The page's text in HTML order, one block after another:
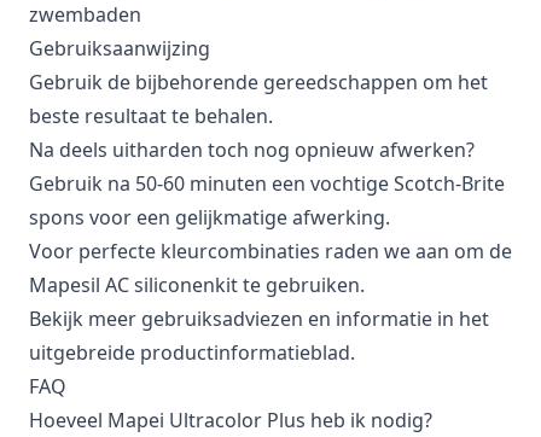
zwembaden
Gebruiksaanwijzing
Gebruik de bijbehorende gereedschappen om het
beste resultaat te behalen.
Na deels uitharden toch nog opnieuw afwerken?
Gebruik na 50-60 minuten een vochtige Scotch-Brite
spons voor een gelijkmatige afwerking.
Voor perfecte kleurcombinaties raden we aan om de
Mapesil AC siliconenkit te gebruiken.
Bekijk meer gebruiksadviezen en informatie in het
uitgebreide productinformatieblad.
FAQ
Hoeveel Mapei Ultracolor Plus heb ik nodig?